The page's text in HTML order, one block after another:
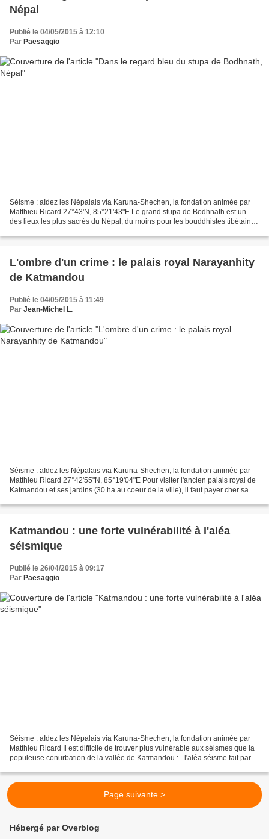
Népal
Publié le 04/05/2015 à 12:10
Par Paesaggio
Séisme : aIdez les Népalais via Karuna-Shechen, la fondation animée par
Matthieu Ricard 27°43'N, 85°21'43"E Le grand stupa de Bodhnath est un
des lieux les plus sacrés du Népal, du moins pour les bouddhistes tibétains.
L'ombre d'un crime : le palais royal Narayanhity
de Katmandou
Publié le 04/05/2015 à 11:49
Par Jean-Michel L.
Séisme : aIdez les Népalais via Karuna-Shechen, la fondation animée par
Matthieu Ricard 27°42'55"N, 85°19'04"E Pour visiter l'ancien palais royal de
Katmandou et ses jardins (30 ha au coeur de la ville), il faut payer cher sans
Katmandou : une forte vulnérabilité à l'aléa
séismique
Publié le 26/04/2015 à 09:17
Par Paesaggio
Séisme : aIdez les Népalais via Karuna-Shechen, la fondation animée par
Matthieu Ricard Il est difficile de trouver plus vulnérable aux séismes que la
populeuse conurbation de la vallée de Katmandou : - l'aléa séisme fait partie
Page suivante >
Hébergé par Overblog